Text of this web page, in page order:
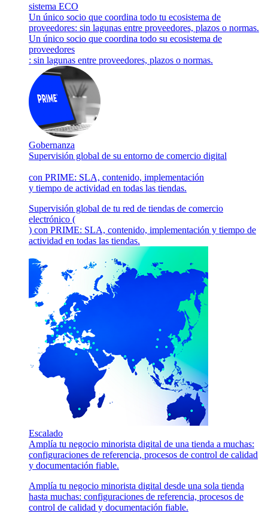
sistema ECO
Un único socio que coordina todo tu ecosistema de
proveedores: sin lagunas entre proveedores, plazos o normas.
Un único socio que coordina todo su ecosistema de
proveedores
: sin lagunas entre proveedores, plazos o normas.
Gobernanza
Supervisión global de su entorno de comercio digital
con PRIME: SLA, contenido, implementación
y tiempo de actividad en todas las tiendas.
Supervisión global de tu red de tiendas de comercio
electrónico (
) con PRIME: SLA, contenido, implementación y tiempo de
actividad en todas las tiendas.
Escalado
Amplía tu negocio minorista digital de una tienda a muchas:
configuraciones de referencia, procesos de control de calidad
y documentación fiable.
Amplía tu negocio minorista digital desde una sola tienda
hasta muchas: configuraciones de referencia, procesos de
control de calidad y documentación fiable.